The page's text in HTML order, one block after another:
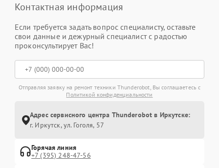
Контактная информация
Если требуется задать вопрос специалисту, оставьте
свои данные и дежурный специалист с радостью
проконсультирует Вас!
Отправляя заявку на ремонт техники Thunderobot, Вы соглашаетесь с
Политикой конфиденциальности
Адрес сервисного центра Thunderobot в Иркутске:
г. Иркутск, ул. ​Гоголя, 57
Горячая линия
+7 (395) 248-47-56